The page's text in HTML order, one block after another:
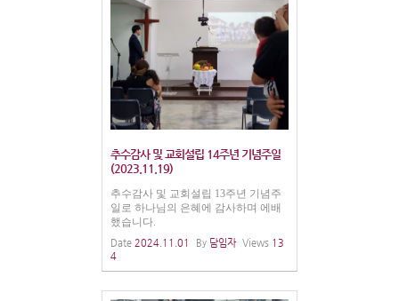
추수감사 및 교회설립 14주년 기념주일
(2023.11.19)
추수감사 및 교회설립 13주년 기념주
일로 하나님의 은혜에 감사하며 에배
했습니다.
Date 2024.11.01 By 담임자 Views 13
4